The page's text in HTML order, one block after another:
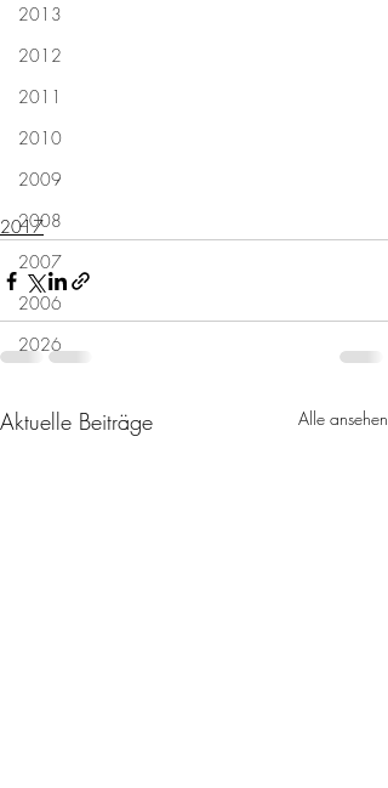
2013
2012
2011
2010
2009
2008
2007
2006
2026
2017
Aktuelle Beiträge Alle ansehen